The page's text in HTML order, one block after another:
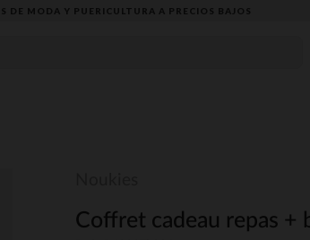
MODA Y PUERICULTURA A PRECIOS BAJOS
Coffret cadeau repas +